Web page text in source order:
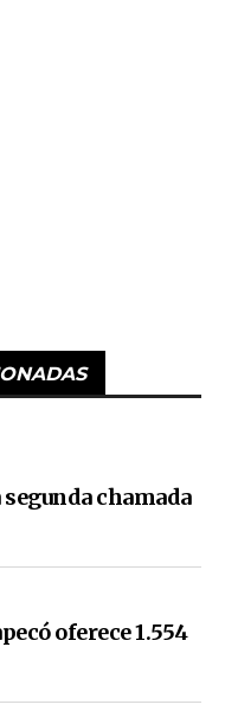
chamada
oferece 1.554